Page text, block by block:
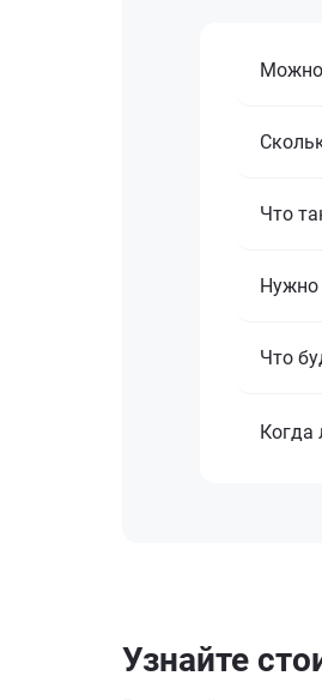
Можно
Что
Нужно
Что
Когда
Узнайте